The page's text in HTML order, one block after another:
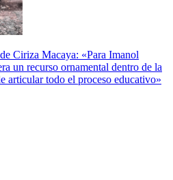
Ciriza Macaya: «Para Imanol
un recurso ornamental dentro de la
articular todo el proceso educativo»